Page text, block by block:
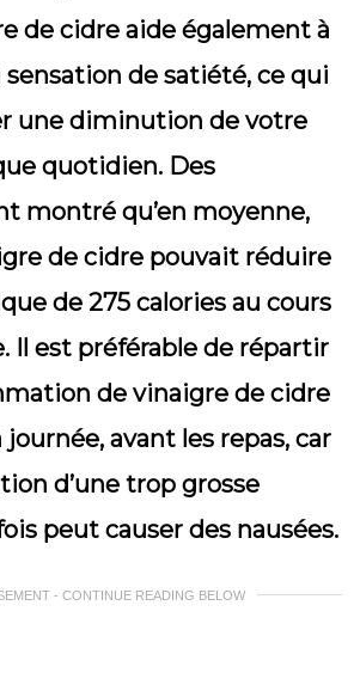
de cidre aide également à
de satiété, ce qui
une diminution de votre
quotidien. Des
montré qu’en moyenne,
de cidre pouvait réduire
de 275 calories au cours
Il est préférable de répartir
de vinaigre de cidre
journée, avant les repas, car
d’une trop grosse
peut causer des nausées.
- CONTINUE READING BELOW